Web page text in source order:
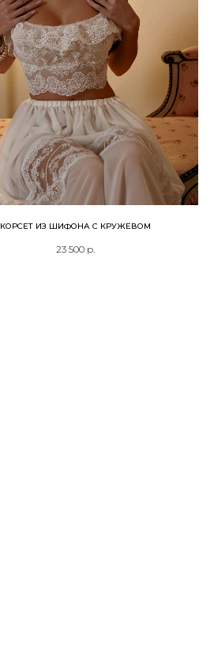
КОРСЕТ ИЗ ШИФОНА С КРУЖЕВОМ
23 500 р.